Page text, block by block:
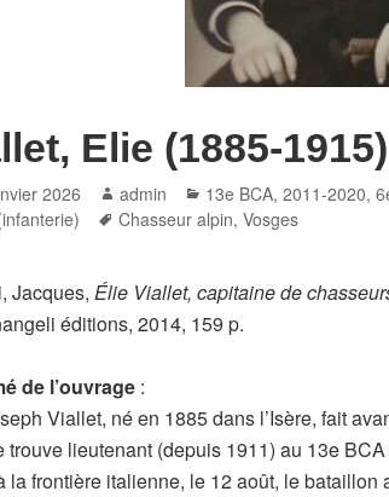
Elie (1885-1915)
2026 Author
admin Categories
13e BCA,2011-2020,
Tags
Chasseur alpin,Vosges
Jacques,Élie Viallet, capitaine de
éditions, 2014, 159 p.
de l’ouvrage :
Viallet, né en 1885 dans l’Isère, fait
trouve lieutenant (depuis 1911) au 13e
la frontière italienne, le 12 août, le bataillon